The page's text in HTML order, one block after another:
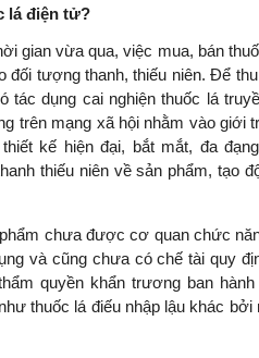
lá điện tử?
gian vừa qua, việc mua, bán
đối tượng thanh, thiếu niên. Để
dụng cai nghiện thuốc lá
trên mạng xã hội nhằm vào giới
kế hiện đại, bắt mắt, đa
thiếu niên về sản phẩm, tạo
chưa được cơ quan chức
và cũng chưa có chế tài quy
quyền khẩn trương ban
thuốc lá điếu nhập lậu khác